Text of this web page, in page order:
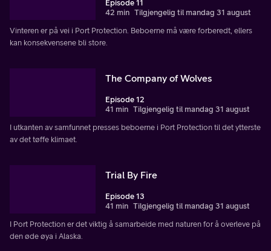
Episode 11
42 min Tilgjengelig til mandag 31 august
Vinteren er på vei i Port Protection. Beboerne må være forberedt, ellers
kan konsekvensene bli store.
The Company of Wolves
Episode 12
41 min Tilgjengelig til mandag 31 august
I utkanten av samfunnet presses beboerne i Port Protection til det ytterste
av det tøffe klimaet.
Trial By Fire
Episode 13
41 min Tilgjengelig til mandag 31 august
I Port Protection er det viktig å samarbeide med naturen for å overleve på
den øde øya i Alaska.